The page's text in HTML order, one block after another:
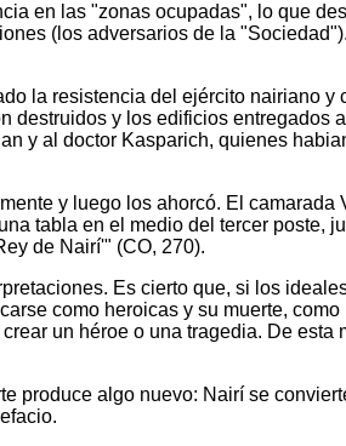
en las "zonas ocupadas", lo que
(los adversarios de la
la resistencia del ejército nairiano y
destruidos y los edificios entregados
y al doctor Kasparich, quienes
y luego los ahorcó. El camarada
tabla en el medio del tercer poste,
de Nairí'" (CO, 270).
Es cierto que, si los
como heroicas y su muerte,
un héroe o una tragedia. De esta
produce algo nuevo: Nairí se